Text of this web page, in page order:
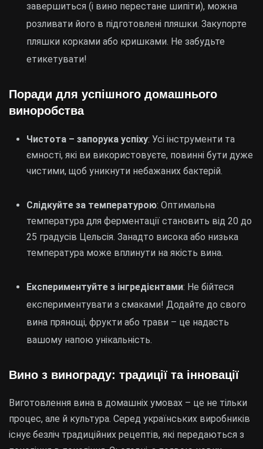
завершиться (і вино перестане шипіти), можна
розливати його в підготовлені пляшки. Закупорте
пляшки корками або кришками. Не забудьте
етикетувати!
Поради для успішного домашнього
виноробства
Чистота – запорука успіху: Усі інструменти та
ємності, які ви використовуєте, повинні бути дуже
чистими, щоб уникнути небажаних бактерій.
Слідкуйте за температурою: Оптимальна
температура для ферментації становить від 20 до
25 градусів Цельсія. Занадто висока або низька
температура може вплинути на якість вина.
Експериментуйте з інгредієнтами: Не бійтеся
експериментувати з смаками! Додайте до свого
вина прянощі, фрукти або трави – це надасть
вашому напою унікальність.
Вино з винограду: традиції та інновації
Виготовлення вина в домашніх умовах – це не тільки
процес, але й культура. Серед українських виробників
існує безліч традиційних рецептів, які передаються з